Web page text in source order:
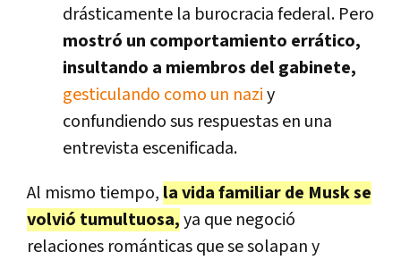
drásticamente la burocracia federal. Pero
mostró un comportamiento errático,
insultando a miembros del gabinete,
gesticulando como un naziy
confundiendo sus respuestas en una
entrevista escenificada.
Al mismo tiempo, la vida familiar de Musk se
volvió tumultuosa,ya que negoció
relaciones románticas que se solapan y